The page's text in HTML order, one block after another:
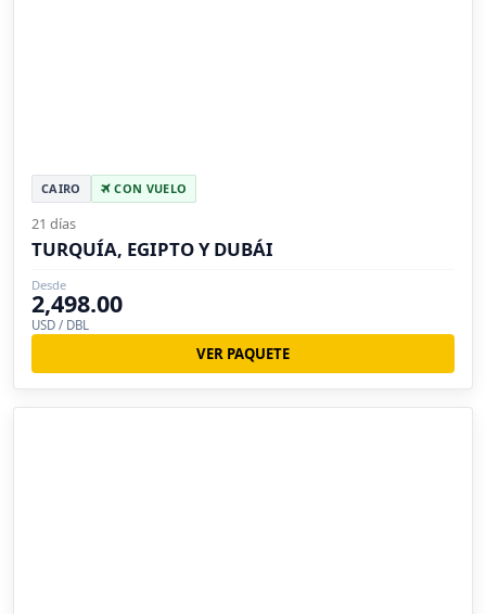
CAIRO CON VUELO
21 días
TURQUÍA, EGIPTO Y DUBÁI
Desde
2,498.00
USD / DBL
VER PAQUETE